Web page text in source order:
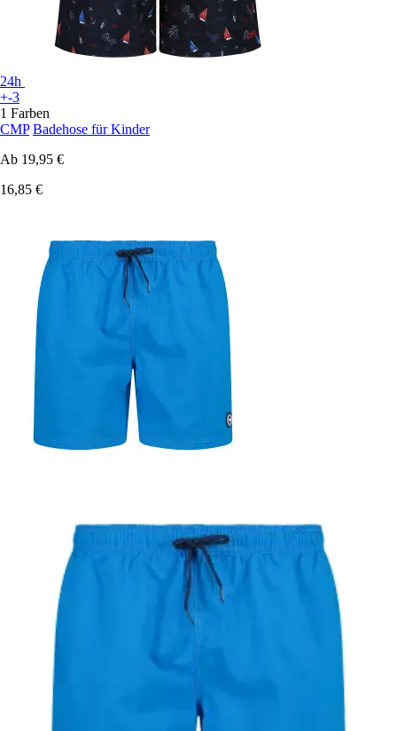
24h
+-3
1 Farben
CMP Badehose für Kinder
Ab 19,95 €
16,85 €